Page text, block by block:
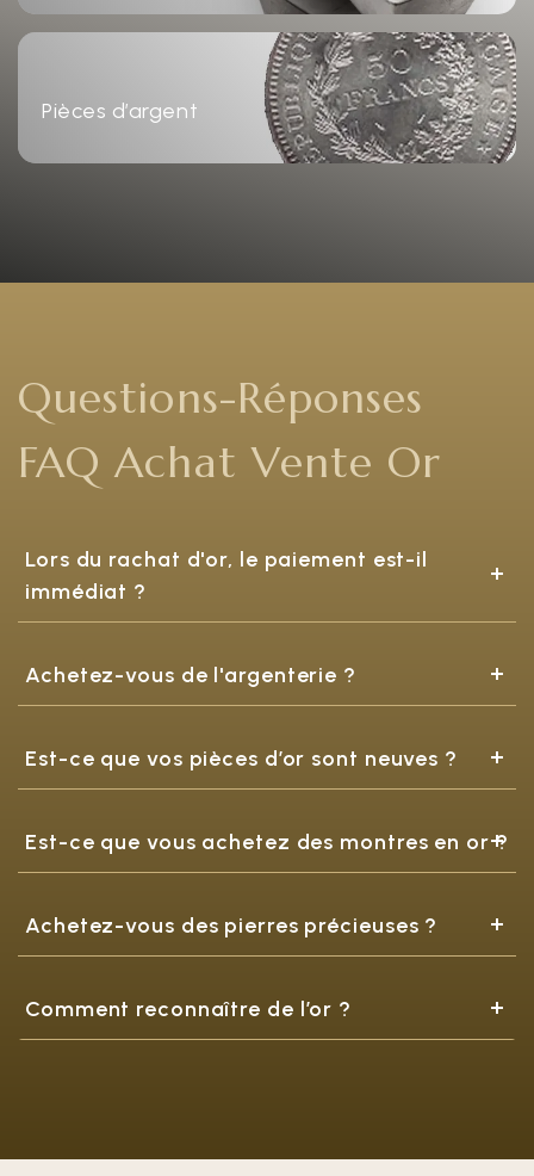
Pièces d’argent
Questions-Réponses
FAQ Achat Vente Or
Lors du rachat d'or, le paiement est-il
immédiat ?
Achetez-vous de l'argenterie ?
Est-ce que vos pièces d’or sont neuves ?
Est-ce que vous achetez des montres en or ?
Achetez-vous des pierres précieuses ?
Comment reconnaître de l’or ?